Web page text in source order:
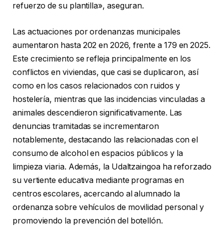
refuerzo de su plantilla», aseguran.
Las actuaciones por ordenanzas municipales
aumentaron hasta 202 en 2026, frente a 179 en 2025.
Este crecimiento se refleja principalmente en los
conflictos en viviendas, que casi se duplicaron, así
como en los casos relacionados con ruidos y
hostelería, mientras que las incidencias vinculadas a
animales descendieron significativamente. Las
denuncias tramitadas se incrementaron
notablemente, destacando las relacionadas con el
consumo de alcohol en espacios públicos y la
limpieza viaria. Además, la Udaltzaingoa ha reforzado
su vertiente educativa mediante programas en
centros escolares, acercando al alumnado la
ordenanza sobre vehículos de movilidad personal y
promoviendo la prevención del botellón.